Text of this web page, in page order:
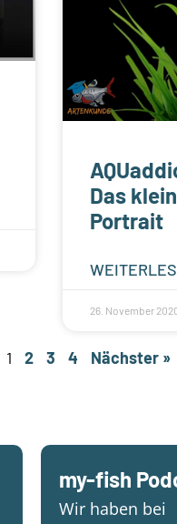
Das
Portrait
26. November
1 2 3 4 Nächster »
my-fish
Wir haben bei